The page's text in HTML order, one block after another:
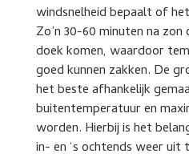
windsnelheid bepaalt of
Zo’n 30-60 minuten na
doek komen, waardoor
goed kunnen zakken. De
het beste afhankelijk
buitentemperatuur en
worden. Hierbij is het
in- en ‘s ochtends weer